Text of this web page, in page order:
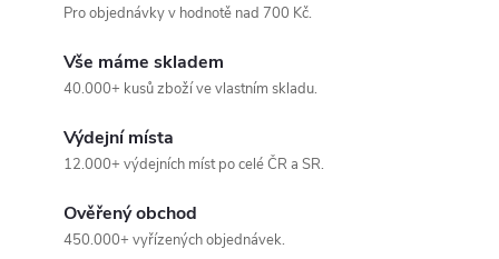
Pro objednávky v hodnotě nad 700 Kč.
Vše máme skladem
40.000+ kusů zboží ve vlastním skladu.
Výdejní místa
12.000+ výdejních míst po celé ČR a SR.
Ověřený obchod
450.000+ vyřízených objednávek.